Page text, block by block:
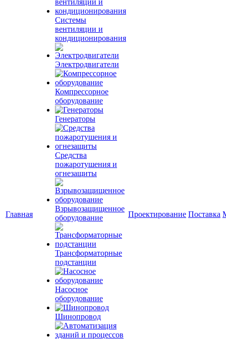
Главная
Системы
вентиляции и
кондиционирования
Электродвигатели
Компрессорное
оборудование
Генераторы
Средства
пожаротушения и
огнезащиты
Взрывозащищенное
оборудование
Трансформаторные
подстанции
Насосное
оборудование
Шинопровод
Проектирование Поставка